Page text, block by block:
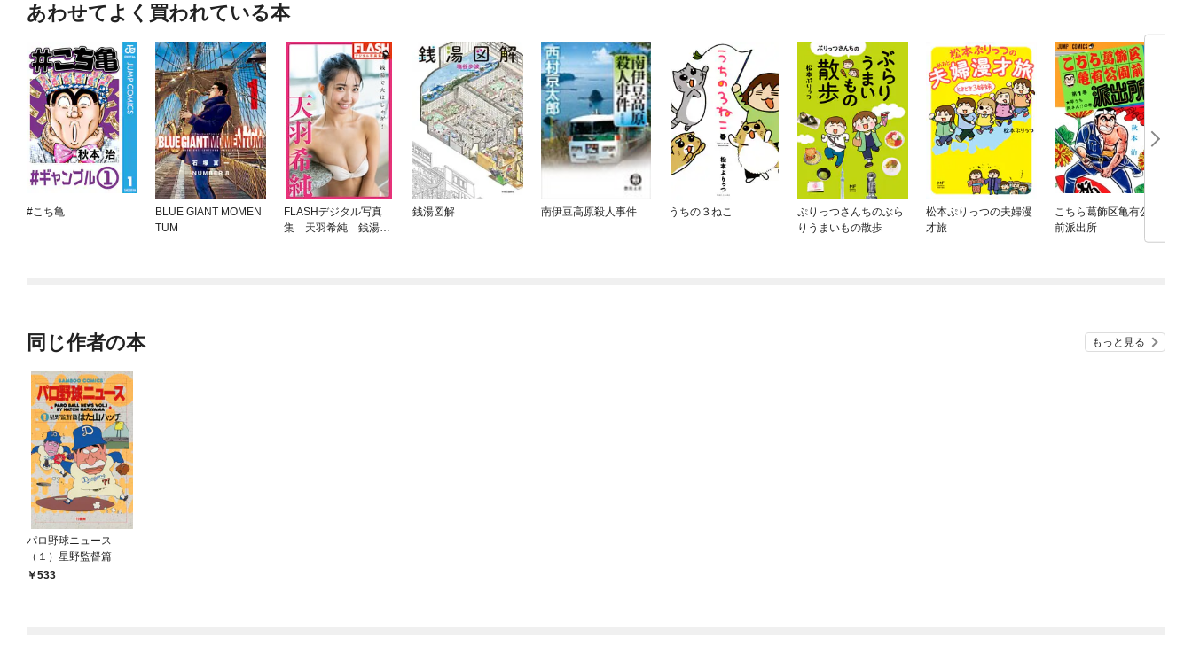
あわせてよく買われている本
#こち亀
BLUE GIANT MOMEN
TUM
FLASHデジタル写真
集 天羽希純 銭湯で
銭湯図解 南伊豆高原殺人事件 うちの３ねこ
ぷりっつさんちのぶら
りうまいもの散歩
松本ぷりっつの夫婦漫
才旅
こちら葛飾区亀有公園
前派出所
同じ作者の本 もっと見る
パロ野球ニュース
（１）星野監督篇
533